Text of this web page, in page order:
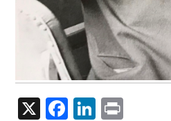
X Facebook
LinkedIn